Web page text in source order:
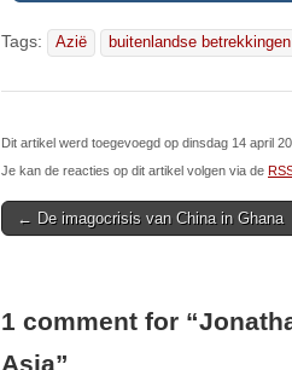
Tags: Azië buitenlandse betrekkingen
Dit artikel werd toegevoegd op dinsdag 14 april
Je kan de reacties op dit artikel volgen via de
Post
← De imagocrisis van China in Ghana
1 comment for “
Asia”